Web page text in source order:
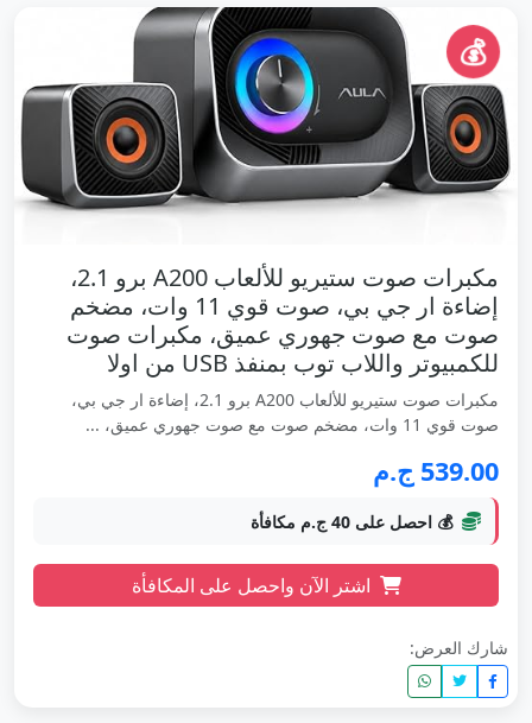
💰
مكبرات صوت ستيريو للألعاب A200 برو 2.1،
إضاءة ار جي بي، صوت قوي 11 وات، مضخم
صوت مع صوت جهوري عميق، مكبرات صوت
للكمبيوتر واللاب توب بمنفذ USB من اولا
مكبرات صوت ستيريو للألعاب A200 برو 2.1، إضاءة ار جي بي،
صوت قوي 11 وات، مضخم صوت مع صوت جهوري عميق، ...
539.00 ج.م
💰 احصل على 40 ج.م مكافأة
اشتر الآن واحصل على المكافأة
شارك العرض: